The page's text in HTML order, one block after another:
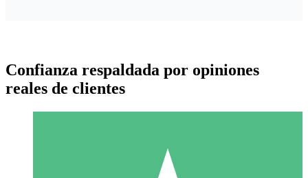
Confianza respaldada por opiniones
reales de clientes